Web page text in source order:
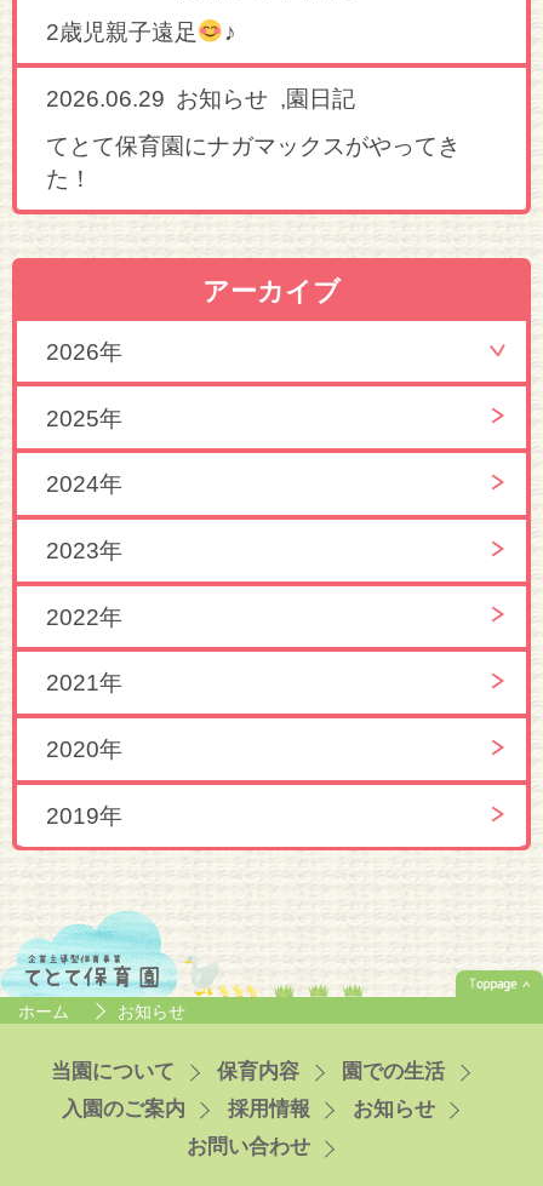
2歳児親子遠足
♪
2026.06.29 お知らせ ,園日記
てとて保育園にナガマックスがやってき
た！
アーカイブ
2026年
2025年
2024年
2023年
2022年
2021年
2020年
2019年
ホーム お知らせ
当園について 保育内容
園での生活
入園のご案内
採用情報
お知らせ
お問い合わせ